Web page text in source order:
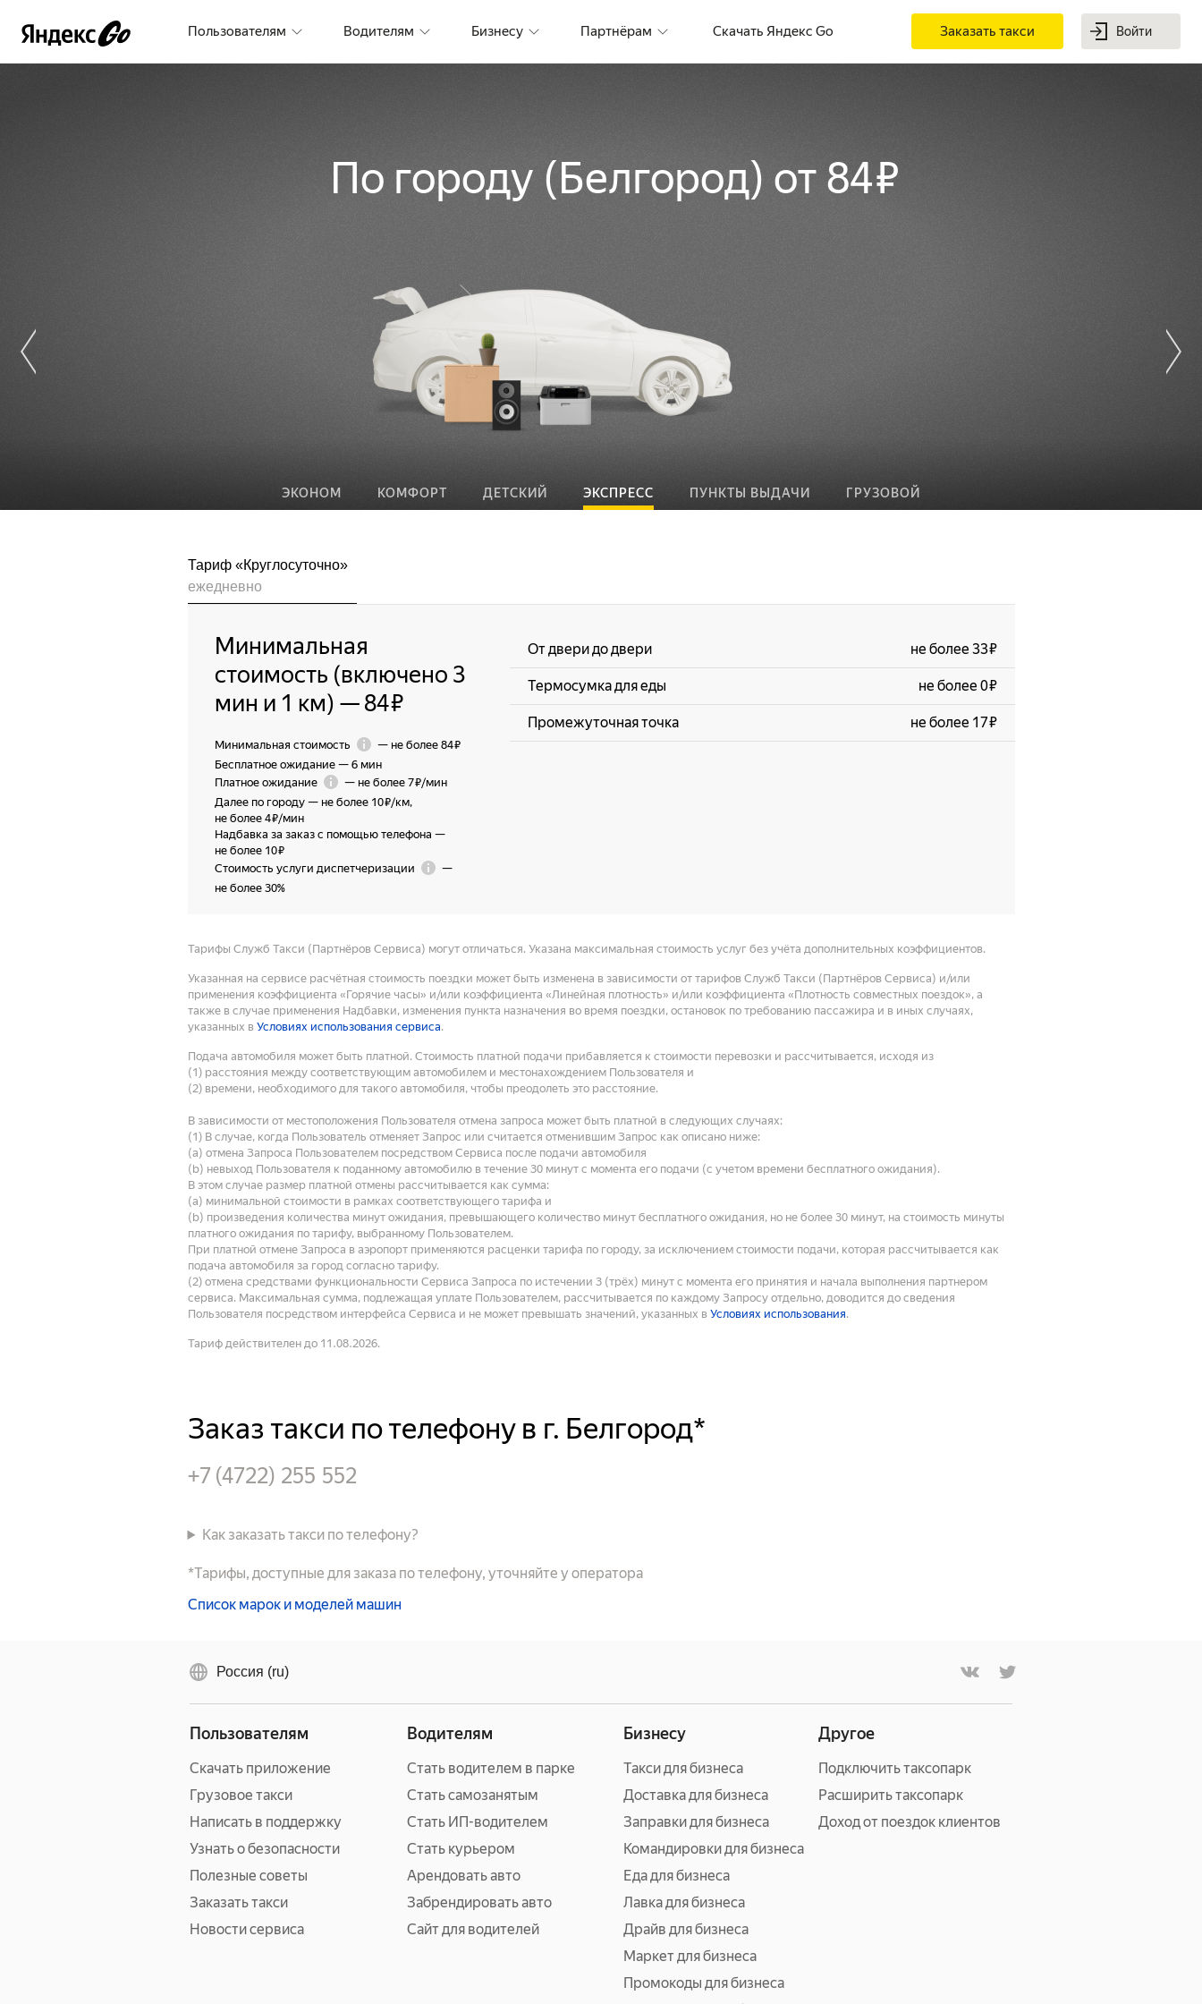
Пользователям Водителям Бизнесу Партнёрам Скачать Яндекс Go Заказать такси Войти
По городу (Белгород) от 84 ₽
ЭКОНОМ КОМФОРТ ДЕТСКИЙ ЭКСПРЕСС ПУНКТЫ ВЫДАЧИ ГРУЗОВОЙ
Тариф «Круглосуточно»
ежедневно
Минимальная
стоимость (включено 3
мин и 1 км) — 84 ₽
Минимальная стоимость — не более 84 ₽
Бесплатное ожидание— 6 мин
Платное ожидание
— не более 7 ₽/мин
Далее по городу— не более 10 ₽/км,
не более 4 ₽/мин
Надбавка за заказ с помощью телефона —
не более 10 ₽
Стоимость услуги диспетчеризации
—
не более 30%
От двери до двери не более 33 ₽
Термосумка для еды не более 0 ₽
Промежуточная точка не более 17 ₽
Тарифы Служб Такси (Партнёров Сервиса) могут отличаться. Указана максимальная стоимость услуг без учёта дополнительных коэффициентов.
Указанная на сервисе расчётная стоимость поездки может быть изменена в зависимости от тарифов Служб Такси (Партнёров Сервиса) и/или
применения коэффициента «Горячие часы» и/или коэффициента «Линейная плотность» и/или коэффициента «Плотность совместных поездок», а
также в случае применения Надбавки, изменения пункта назначения во время поездки, остановок по требованию пассажира и в иных случаях,
указанных в Условиях использования сервиса.
Подача автомобиля может быть платной. Стоимость платной подачи прибавляется к стоимости перевозки и рассчитывается, исходя из
(1) расстояния между соответствующим автомобилем и местонахождением Пользователя и
(2) времени, необходимого для такого автомобиля, чтобы преодолеть это расстояние.
В зависимости от местоположения Пользователя отмена запроса может быть платной в следующих случаях:
(1) В случае, когда Пользователь отменяет Запрос или считается отменившим Запрос как описано ниже:
(a) отмена Запроса Пользователем посредством Сервиса после подачи автомобиля
(b) невыход Пользователя к поданному автомобилю в течение 30 минут с момента его подачи (с учетом времени бесплатного ожидания).
В этом случае размер платной отмены рассчитывается как сумма:
(a) минимальной стоимости в рамках соответствующего тарифа и
(b) произведения количества минут ожидания, превышающего количество минут бесплатного ожидания, но не более 30 минут, на стоимость минуты
платного ожидания по тарифу, выбранному Пользователем.
При платной отмене Запроса в аэропорт применяются расценки тарифа по городу, за исключением стоимости подачи, которая рассчитывается как
подача автомобиля за город согласно тарифу.
(2) отмена средствами функциональности Сервиса Запроса по истечении 3 (трёх) минут с момента его принятия и начала выполнения партнером
сервиса. Максимальная сумма, подлежащая уплате Пользователем, рассчитывается по каждому Запросу отдельно, доводится до сведения
Пользователя посредством интерфейса Сервиса и не может превышать значений, указанных в Условиях использования.
Тариф действителен до 11.08.2026.
Заказ такси по телефону в г. Белгород*
+7 (4722) 255 552
Как заказать такси по телефону?
*Тарифы, доступные для заказа по телефону, уточняйте у оператора
Список марок и моделей машин
Россия (ru)
Пользователям
Скачать приложение
Грузовое такси
Написать в поддержку
Узнать о безопасности
Полезные советы
Заказать такси
Новости сервиса
Водителям
Стать водителем в парке
Стать самозанятым
Стать ИП-водителем
Стать курьером
Арендовать авто
Забрендировать авто
Сайт для водителей
Бизнесу
Такси для бизнеса
Доставка для бизнеса
Заправки для бизнеса
Командировки для бизнеса
Еда для бизнеса
Лавка для бизнеса
Драйв для бизнеса
Маркет для бизнеса
Промокоды для бизнеса
Другое
Подключить таксопарк
Расширить таксопарк
Доход от поездок клиентов